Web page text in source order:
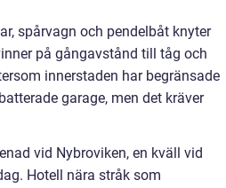
spårvagn och pendelbåt knyter
på gångavstånd till tåg och
innerstaden har begränsade
garage, men det kräver
vid Nybroviken, en kväll vid
Hotell nära stråk som